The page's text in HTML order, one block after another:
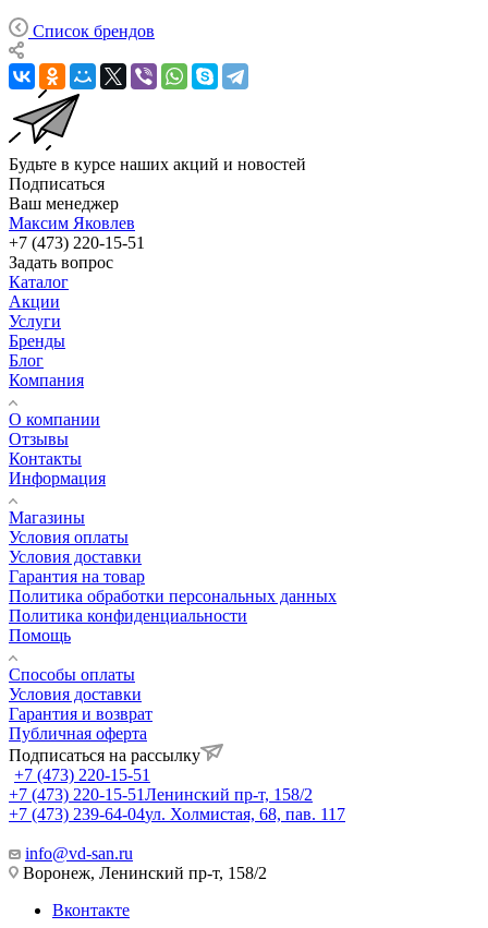
Список брендов
Будьте в курсе наших акций и новостей
Подписаться
Ваш менеджер
Максим Яковлев
+7 (473) 220-15-51
Задать вопрос
Каталог
Акции
Услуги
Бренды
Блог
Компания
О компании
Отзывы
Контакты
Информация
Магазины
Условия оплаты
Условия доставки
Гарантия на товар
Политика обработки персональных данных
Политика конфиденциальности
Помощь
Способы оплаты
Условия доставки
Гарантия и возврат
Публичная оферта
Подписаться на рассылку
+7 (473) 220-15-51
+7 (473) 220-15-51Ленинский пр-т, 158/2
+7 (473) 239-64-04ул. Холмистая, 68, пав. 117
info@vd-san.ru
Воронеж, Ленинский пр-т, 158/2
Вконтакте